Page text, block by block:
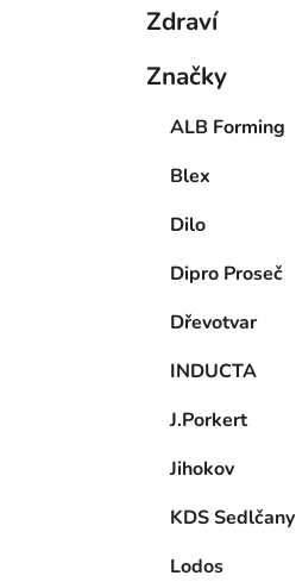
Zdraví
Značky
ALB Forming
Blex
Dilo
Dipro Proseč
Dřevotvar
INDUCTA
J.Porkert
Jihokov
KDS Sedlčany
Lodos